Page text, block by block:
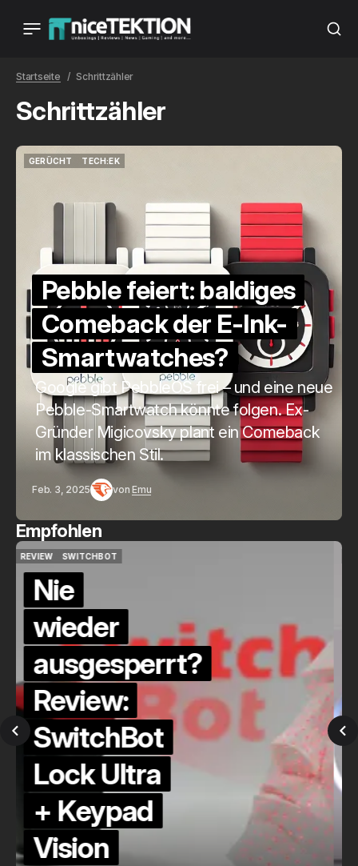
Startseite Schrittzähler
Schrittzähler
GERÜCHT
TECH:EK
Pebble feiert: baldiges
Comeback der E-Ink-
Smartwatches?
Google gibt PebbleOS frei – und eine neue
Pebble-Smartwatch könnte folgen. Ex-
Gründer Migicovsky plant ein Comeback
im klassischen Stil.
Feb. 3, 2025 von Emu
Empfohlen
QUICKCHECK
HOME ASSISTANT
Die Alexa-
Alternative?
QuickCheck:
Home
Assistant
Voice (PE)